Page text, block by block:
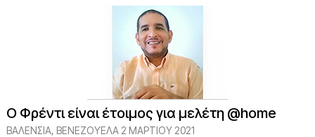
Ο Φρέντι είναι έτοιμος για μελέτη @home
ΒΑΛΕΝΣΙΑ, ΒΕΝΕΖΟΥΕΛΑ 2 ΜΑΡΤΙΟΥ 2021